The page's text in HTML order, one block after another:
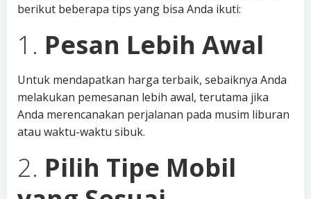
berikut beberapa tips yang bisa Anda ikuti:
1. Pesan Lebih Awal
Untuk mendapatkan harga terbaik, sebaiknya Anda
melakukan pemesanan lebih awal, terutama jika
Anda merencanakan perjalanan pada musim liburan
atau waktu-waktu sibuk.
2. Pilih Tipe Mobil